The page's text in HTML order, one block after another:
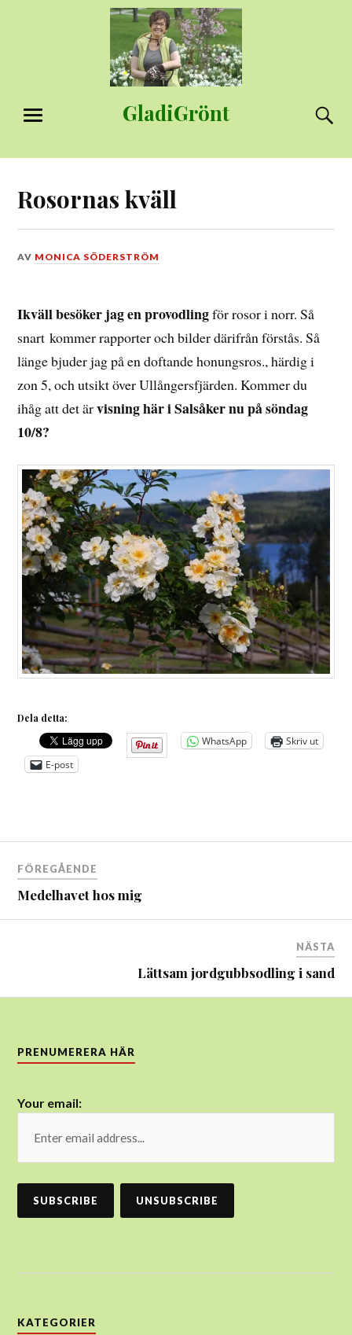
GladiGrönt
MENY
Rosornas kväll
DEN
2014
AV MONICA SÖDERSTRÖM
Ikväll besöker jag en provodlingför rosor i norr. Så
snart kommer rapporter och bilder därifrån förstås. Så
länge bjuder jag på en doftande honungsros., härdig i
zon 5, och utsikt över Ullångersfjärden. Kommer du
ihåg att det ärvisning här i Salsåker nu på söndag
10/8?
Dela detta:
WhatsApp
Skriv ut
E-post
Inläggsnavigering
FÖREGÅENDE
Medelhavet hos mig
NÄSTA
Lättsam jordgubbsodling i sand
PRENUMERERA HÄR
Your email:
KATEGORIER